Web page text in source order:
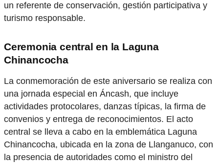
un referente de conservación, gestión participativa y
turismo responsable.
Ceremonia central en la Laguna
Chinancocha
La conmemoración de este aniversario se realiza con
una jornada especial en Áncash, que incluye
actividades protocolares, danzas típicas, la firma de
convenios y entrega de reconocimientos. El acto
central se lleva a cabo en la emblemática Laguna
Chinancocha, ubicada en la zona de Llanganuco, con
la presencia de autoridades como el ministro del